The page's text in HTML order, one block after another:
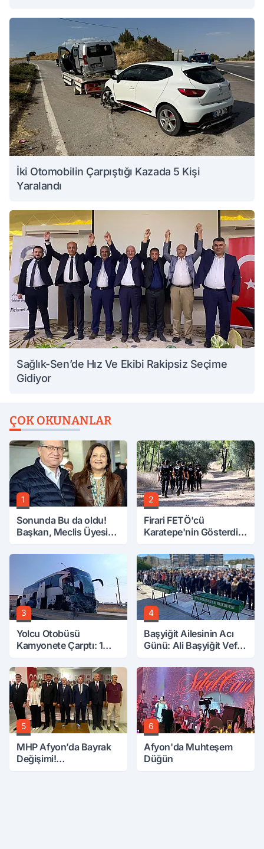
İki Otomobilin Çarpıştığı Kazada 5 Kişi
Yaralandı
Sağlık-Sen’de Hız Ve Ekibi Rakipsiz Seçime
Gidiyor
ÇOK OKUNANLAR
1
Sonunda Bu da oldu!
Başkan, Meclis Üyesini
Attırdı
2
Firari FETÖ'cü
Karatepe'nin Gösterdiği
Aranıyor
3
Yolcu Otobüsü
Kamyonete Çarptı: 1
4
Başyiğit Ailesinin Acı
Günü: Ali Başyiğit Vefat
5
MHP Afyon’da Bayrak
Değişimi!
6
Afyon'da Muhteşem
Düğün